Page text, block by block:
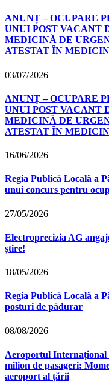
ANUNȚ – OCUPARE
UNUI POST VACANT
MEDICINĂ DE
ATESTAT ÎN
03/07/2026
ANUNȚ – OCUPARE
UNUI POST VACANT
MEDICINĂ DE
ATESTAT ÎN
16/06/2026
Regia Publică Locală a
unui concurs pentru
27/05/2026
Electroprecizia AG
știre!
18/05/2026
Regia Publică Locală a
posturi de pădurar
08/08/2026
Aeroportul Internațional
milion de pasageri:
aeroport al țării